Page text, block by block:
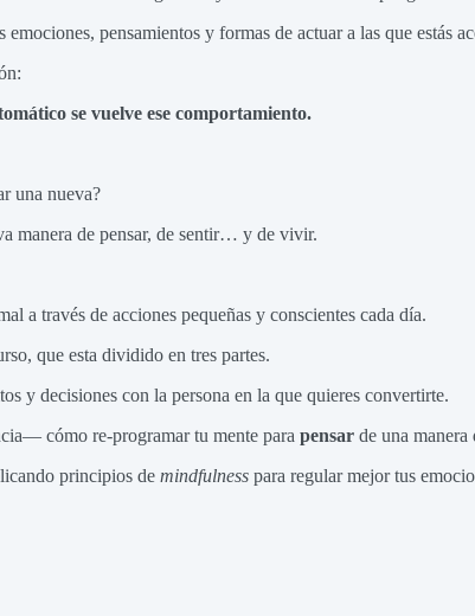
pensamientos y formas de actuar a las que estás
se vuelve ese comportamiento.
una nueva?
manera de pensar, de sentir… y de vivir.
a través de acciones pequeñas y conscientes cada día.
que esta dividido en tres partes.
y decisiones con la persona en la que quieres convertirte.
cómo re-programar tu mente para pensar de una manera
principios de mindfulness para regular mejor tus